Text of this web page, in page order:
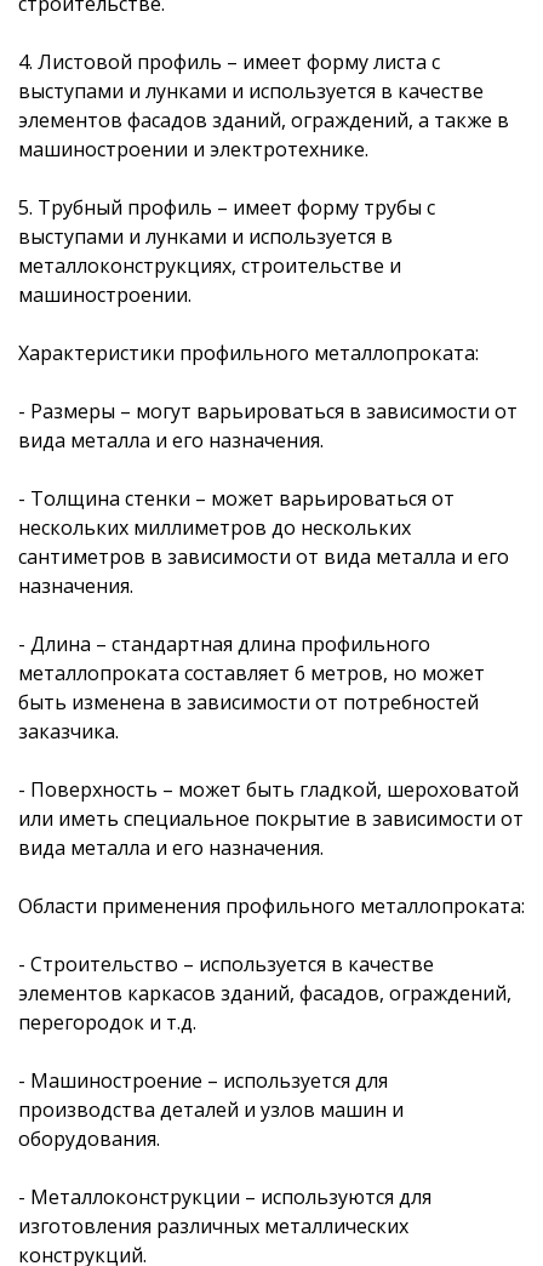
4. Листовой профиль – имеет форму листа с
выступами и лунками и используется в качестве
элементов фасадов зданий, ограждений, а также в
машиностроении и электротехнике.
5. Трубный профиль – имеет форму трубы с
выступами и лунками и используется в
металлоконструкциях, строительстве и
машиностроении.
Характеристики профильного металлопроката:
- Размеры – могут варьироваться в зависимости от
вида металла и его назначения.
- Толщина стенки – может варьироваться от
нескольких миллиметров до нескольких
сантиметров в зависимости от вида металла и его
назначения.
- Длина – стандартная длина профильного
металлопроката составляет 6 метров, но может
быть изменена в зависимости от потребностей
заказчика.
- Поверхность – может быть гладкой, шероховатой
или иметь специальное покрытие в зависимости от
вида металла и его назначения.
Области применения профильного металлопроката:
- Строительство – используется в качестве
элементов каркасов зданий, фасадов, ограждений,
перегородок и т.д.
- Машиностроение – используется для
производства деталей и узлов машин и
оборудования.
- Металлоконструкции – используются для
изготовления различных металлических
конструкций.